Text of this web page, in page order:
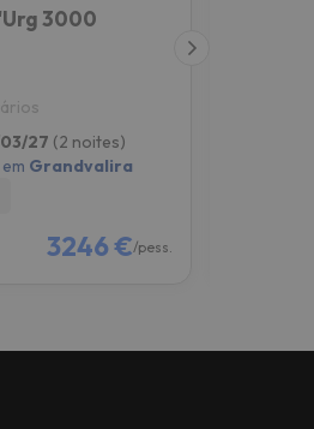
3000
27 (2 noites)
Grandvalira
3246 €/pess.